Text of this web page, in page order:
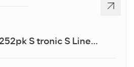
S tronic S Line